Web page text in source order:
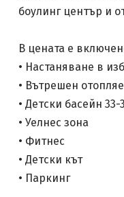
боулинг център и
В цената е
• Настаняване в
• Вътрешен
• Детски басейн 33-
• Уелнес зона
• Фитнес
• Детски кът
• Паркинг